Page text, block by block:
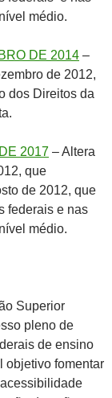
médio.
DE 2014 –
de 2012,
dos Direitos da
2017 – Altera
que
de 2012, que
federais e nas
médio.
Superior
pleno de
de ensino
objetivo fomentar